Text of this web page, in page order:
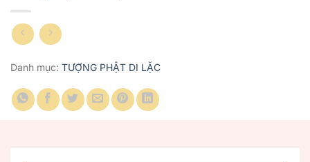
Danh mục: TƯỢNG PHẬT DI LẶC